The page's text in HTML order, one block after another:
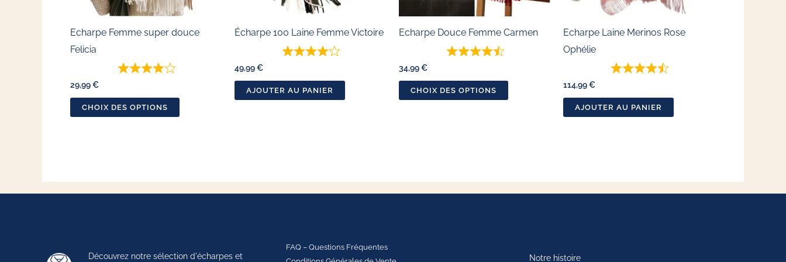
Echarpe Femme super douce
Felicia
29,99€
CHOIX DES OPTIONS
être
Écharpe 100 Laine Femme Victoire
49,99€
AJOUTER AU PANIER
Echarpe Douce Femme Carmen
34,99€
CHOIX DES OPTIONS
être
Echarpe Laine Merinos Rose
Ophélie
114,99€
AJOUTER AU PANIER
Découvrez notre sélection d'écharpes et
FAQ – Questions Fréquentes
Notre histoire